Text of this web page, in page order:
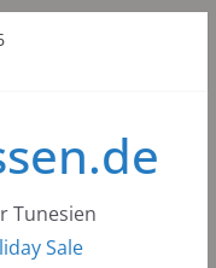
Tunesien